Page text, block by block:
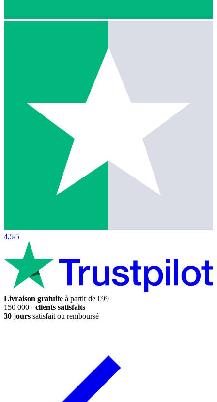
4,5/5
Livraison gratuite à partir de €99
150 000+ clients satisfaits
30 jours satisfait ou remboursé